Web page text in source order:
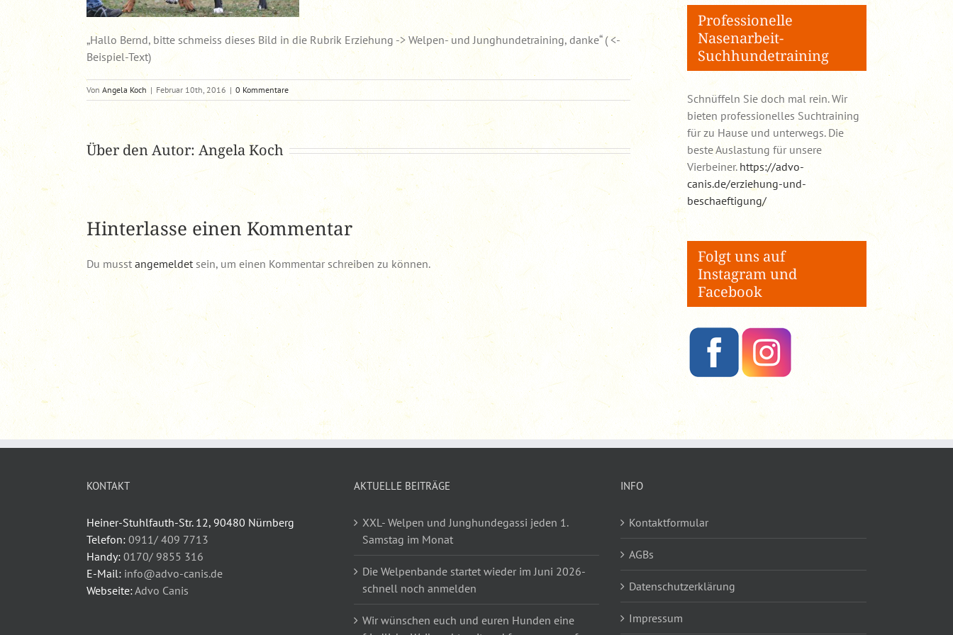
„Hallo Bernd, bitte schmeiss dieses Bild in die Rubrik Erziehung -> Welpen- und Junghundetraining, danke“ ( <-
Beispiel-Text)
Von Angela Koch | Februar 10th, 2016 | 0 Kommentare
Über den Autor: Angela Koch
Hinterlasse einen Kommentar
Du musst angemeldet sein, um einen Kommentar schreiben zu können.
Professionelle
Nasenarbeit-
Suchhundetraining
Schnüffeln Sie doch mal rein. Wir
bieten professionelles Suchtraining
für zu Hause und unterwegs. Die
beste Auslastung für unsere
Vierbeiner. https://advo-
canis.de/erziehung-und-
beschaeftigung/
Folgt uns auf
Instagram und
Facebook
KONTAKT
Heiner-Stuhlfauth-Str. 12, 90480 Nürnberg
Telefon: 0911/ 409 7713
Handy: 0170/ 9855 316
E-Mail: info@advo-canis.de
Webseite:Advo Canis
AKTUELLE BEITRÄGE
XXL- Welpen und Junghundegassi jeden 1.
Samstag im Monat
Die Welpenbande startet wieder im Juni 2026-
schnell noch anmelden
Wir wünschen euch und euren Hunden eine
INFO
Kontaktformular
AGBs
Datenschutzerklärung
Impressum